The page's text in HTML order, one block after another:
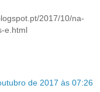
2017/10/na-
e.html
de 2017 às 07:26